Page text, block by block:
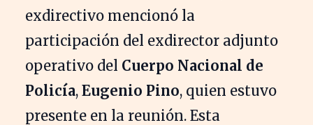
exdirectivo mencionó la
participación del exdirector adjunto
operativo del Cuerpo Nacional de
Policía, Eugenio Pino, quien estuvo
presente en la reunión. Esta